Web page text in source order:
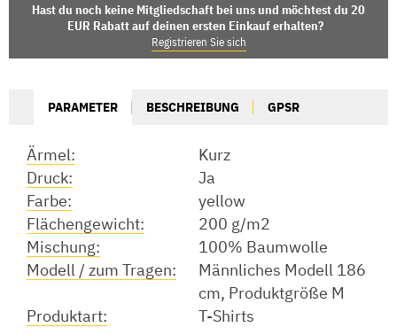
Hast du noch keine Mitgliedschaft bei uns und möchtest du 20
EUR Rabatt auf deinen ersten Einkauf erhalten?
Registrieren Sie sich
PARAMETER BESCHREIBUNG GPSR
Ärmel:
Kurz
Druck:
Ja
Farbe:
yellow
Flächengewicht:
200 g/m2
Mischung:
100% Baumwolle
Modell / zum Tragen:
Männliches Modell 186
cm, Produktgröße M
Produktart:
T-Shirts